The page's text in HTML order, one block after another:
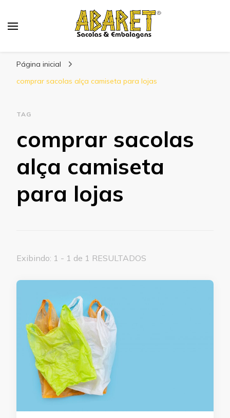
Página inicial
comprar sacolas alça camiseta para lojas
TAG
comprar sacolas
alça camiseta
para lojas
Exibindo: 1 - 1 de 1 RESULTADOS